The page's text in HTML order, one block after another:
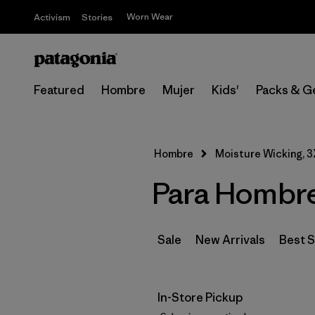
Activism Stories Worn Wear
Featured Hombre Mujer Kids' Packs &
Hombre Moisture Wicking,
Para
Sale New Arrivals Best
In-Store Pickup